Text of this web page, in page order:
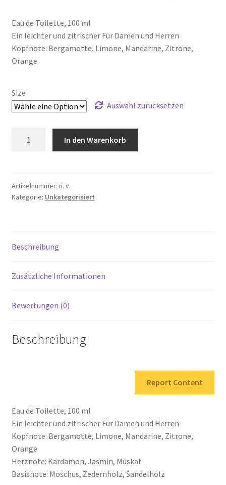
Eau de Toilette, 100 ml
Ein leichter und zitrischer Für Damen und Herren
Kopfnote: Bergamotte, Limone, Mandarine, Zitrone,
Orange
Size
Auswahl zurücksetzen
de
Toilette
In den Warenkorb
Artikelnummer: n. v.
Kategorie: Unkategorisiert
Beschreibung
Zusätzliche Informationen
Bewertungen (0)
Beschreibung
Report Content
Eau de Toilette, 100 ml
Ein leichter und zitrischer Für Damen und Herren
Kopfnote: Bergamotte, Limone, Mandarine, Zitrone,
Orange
Herznote: Kardamon, Jasmin, Muskat
Basisnote: Moschus, Zedernholz, Sandelholz